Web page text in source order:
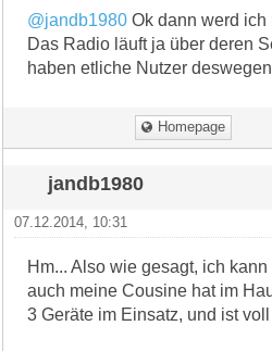
@jandb1980 Ok dann werd ich
Das Radio läuft ja über deren
haben etliche Nutzer
Homepage
jandb1980
07.12.2014, 10:31
Hm... Also wie gesagt, ich
auch meine Cousine hat im
3 Geräte im Einsatz, und ist